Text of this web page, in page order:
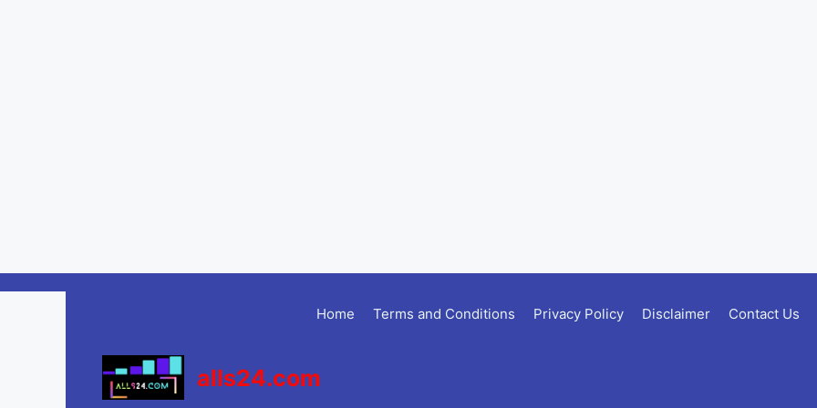
Home Terms and Conditions Privacy Policy Disclaimer Contact Us
alls24.com